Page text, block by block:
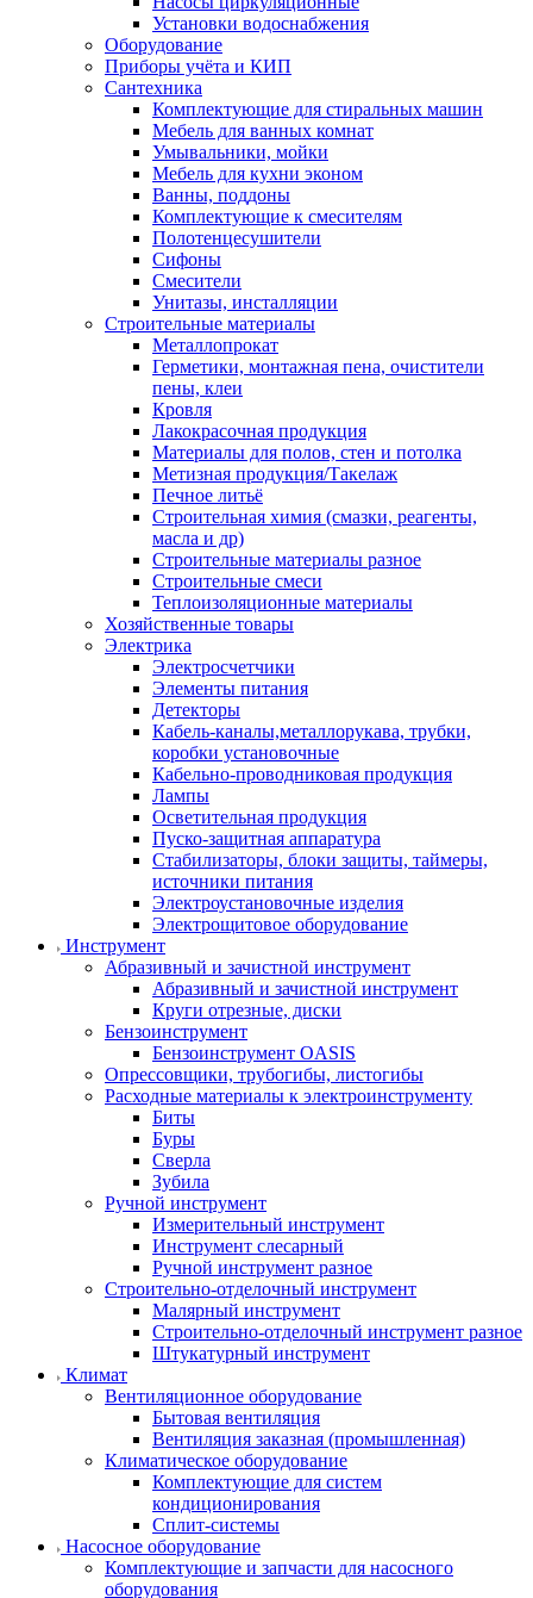
Установки водоснабжения
Оборудование
Приборы учёта и КИП
Сантехника
Комплектующие для стиральных машин
Мебель для ванных комнат
Умывальники, мойки
Мебель для кухни эконом
Ванны, поддоны
Комплектующие к смесителям
Полотенцесушители
Сифоны
Смесители
Унитазы, инсталляции
Строительные материалы
Металлопрокат
Герметики, монтажная пена, очистители
пены, клеи
Кровля
Лакокрасочная продукция
Материалы для полов, стен и потолка
Метизная продукция/Такелаж
Печное литьё
Строительная химия (смазки, реагенты,
масла и др)
Строительные материалы разное
Строительные смеси
Теплоизоляционные материалы
Хозяйственные товары
Электрика
Электросчетчики
Элементы питания
Детекторы
Кабель-каналы,металлорукава, трубки,
коробки установочные
Кабельно-проводниковая продукция
Лампы
Осветительная продукция
Пуско-защитная аппаратура
Стабилизаторы, блоки защиты, таймеры,
источники питания
Электроустановочные изделия
Электрощитовое оборудование
Инструмент
Абразивный и зачистной инструмент
Абразивный и зачистной инструмент
Круги отрезные, диски
Бензоинструмент
Бензоинструмент OASIS
Опрессовщики, трубогибы, листогибы
Расходные материалы к электроинструменту
Биты
Буры
Сверла
Зубила
Ручной инструмент
Измерительный инструмент
Инструмент слесарный
Ручной инструмент разное
Строительно-отделочный инструмент
Малярный инструмент
Строительно-отделочный инструмент разное
Штукатурный инструмент
Климат
Вентиляционное оборудование
Бытовая вентиляция
Вентиляция заказная (промышленная)
Климатическое оборудование
Комплектующие для систем
кондиционирования
Сплит-системы
Насосное оборудование
Комплектующие и запчасти для насосного
оборудования